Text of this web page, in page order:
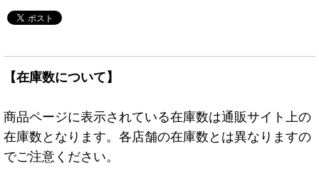
【在庫数について】
商品ページに表示されている在庫数は通販サイト上の
在庫数となります。各店舗の在庫数とは異なりますの
でご注意ください。